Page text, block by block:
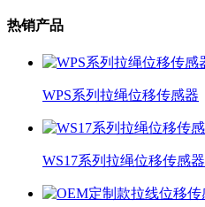
热销产品
WPS系列拉绳位移传感器
WS17系列拉绳位移传感器